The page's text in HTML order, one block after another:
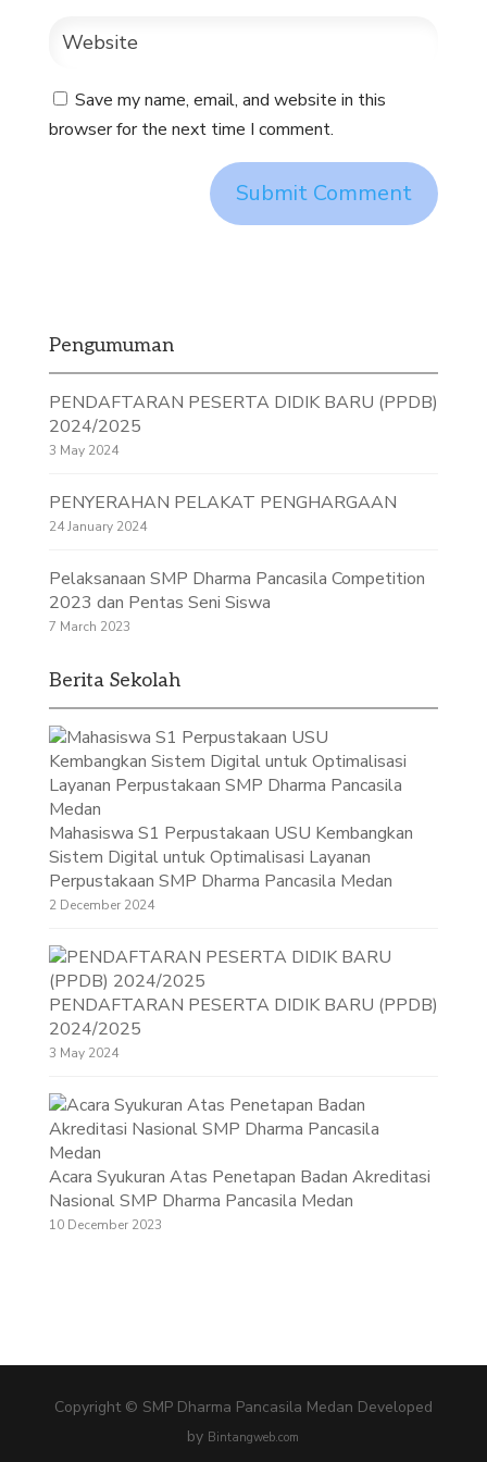
Save my name, email, and website in this
browser for the next time I comment.
Pengumuman
PENDAFTARAN PESERTA DIDIK BARU (PPDB)
2024/2025
3 May 2024
PENYERAHAN PELAKAT PENGHARGAAN
24 January 2024
Pelaksanaan SMP Dharma Pancasila Competition
2023 dan Pentas Seni Siswa
7 March 2023
Berita Sekolah
Mahasiswa S1 Perpustakaan USU Kembangkan
Sistem Digital untuk Optimalisasi Layanan
Perpustakaan SMP Dharma Pancasila Medan
2 December 2024
PENDAFTARAN PESERTA DIDIK BARU (PPDB)
2024/2025
3 May 2024
Acara Syukuran Atas Penetapan Badan Akreditasi
Nasional SMP Dharma Pancasila Medan
10 December 2023
Copyright © SMP Dharma Pancasila Medan Developed
by Bintangweb.com